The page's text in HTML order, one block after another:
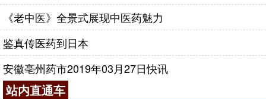
《老中医》全景式展现中医药魅力
鉴真传医药到日本
安徽亳州药市2019年03月27日快讯
站内直通车